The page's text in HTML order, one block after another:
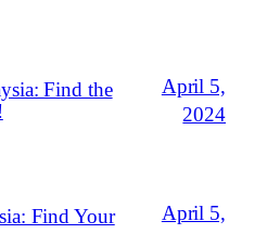
Find the
April 5,
2024
Find Your
April 5,